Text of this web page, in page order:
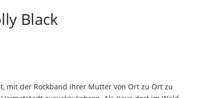
Black
mit der Rockband ihrer Mutter von Ort zu Ort zu